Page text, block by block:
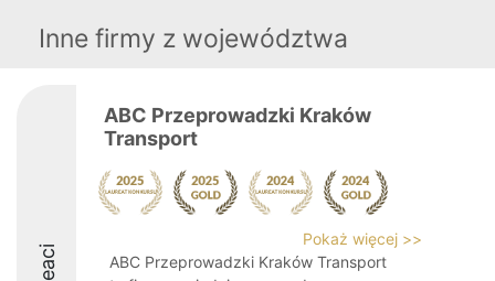
Inne firmy z województwa
ABC Przeprowadzki Kraków
Transport
Pokaż więcej >>
ABC Przeprowadzki Kraków Transport